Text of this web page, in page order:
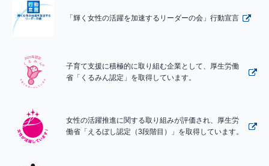
「輝く女性の活躍を加速するリーダーの会」行動宣言
子育て支援に積極的に取り組む企業として、厚生労働
省「くるみん認定」を取得しています。
女性の活躍推進に関する取り組みが評価され、厚生労
働省「えるぼし認定（3段階目）」を取得しています。